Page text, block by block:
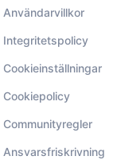
Användarvillkor
Integritetspolicy
Cookieinställningar
Cookiepolicy
Communityregler
Ansvarsfriskrivning